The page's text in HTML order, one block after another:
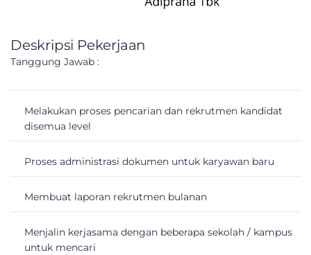
Deskripsi Pekerjaan
Tanggung Jawab :
Melakukan proses pencarian dan rekrutmen kandidat
disemua level
Proses administrasi dokumen untuk karyawan baru
Membuat laporan rekrutmen bulanan
Menjalin kerjasama dengan beberapa sekolah / kampus
untuk mencari